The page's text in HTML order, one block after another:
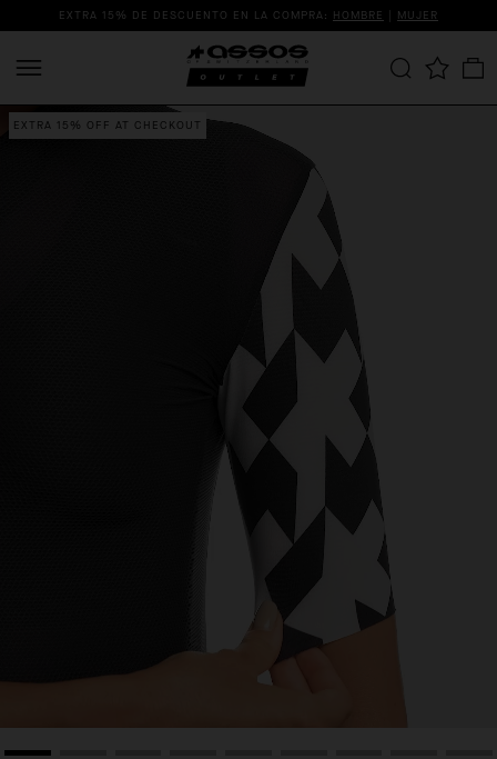
EXTRA 15% DE DESCUENTO EN LA COMPRA: HOMBRE | MUJER
EXTRA 15% OFF AT CHECKOUT